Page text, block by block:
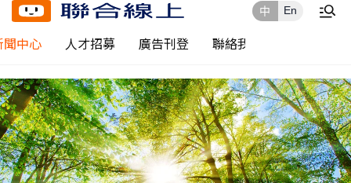
中 En
聞中心 人才招募 廣告刊登 聯絡我們